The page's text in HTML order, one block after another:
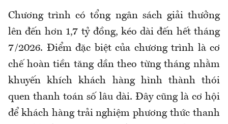
Chương trình có tổng ngân sách giải thưởng
lên đến hơn 1,7 tỷ đồng, kéo dài đến hết tháng
7/2026. Điểm đặc biệt của chương trình là cơ
chế hoàn tiền tăng dần theo từng tháng nhằm
khuyến khích khách hàng hình thành thói
quen thanh toán số lâu dài. Đây cũng là cơ hội
để khách hàng trải nghiệm phương thức thanh